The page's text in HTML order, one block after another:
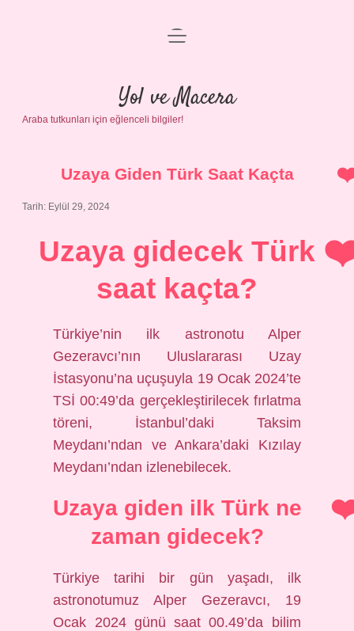
Anasayfa
Gizlilik Politikası
Yasal Uyarı
menüyü
Yol ve Macera
Araba tutkunları için eğlenceli bilgiler!
Uzaya Giden Türk Saat Kaçta
Tarih: Eylül 29, 2024
Uzaya gidecek Türk
saat kaçta?
Türkiye’nin ilk astronotu Alper
Gezeravcı’nın Uluslararası Uzay
İstasyonu’na uçuşuyla 19 Ocak 2024’te
TSİ 00:49’da gerçekleştirilecek fırlatma
töreni, İstanbul’daki Taksim
Meydanı’ndan ve Ankara’daki Kızılay
Meydanı’ndan izlenebilecek.
Uzaya giden ilk Türk ne
zaman gidecek?
Türkiye tarihi bir gün yaşadı, ilk
astronotumuz Alper Gezeravcı, 19
Ocak 2024 günü saat 00.49’da bilim